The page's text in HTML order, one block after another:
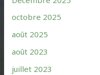
octobre 2025
août 2025
août 2023
juillet 2023